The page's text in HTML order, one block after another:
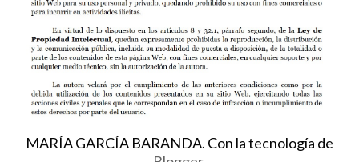
MARÍA GARCÍA BARANDA. Con la tecnología de